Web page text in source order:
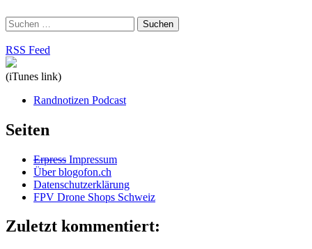
Suchen
nach:
RSS Feed
(iTunes link)
Randnotizen Podcast
Seiten
Erpress Impressum
Über blogofon.ch
Datenschutzerklärung
FPV Drone Shops Schweiz
Zuletzt kommentiert: